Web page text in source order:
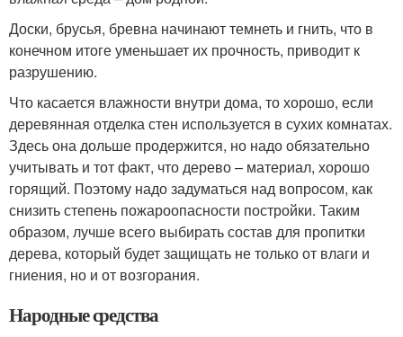
Доски, брусья, бревна начинают темнеть и гнить, что в
конечном итоге уменьшает их прочность, приводит к
разрушению.
Что касается влажности внутри дома, то хорошо, если
деревянная отделка стен используется в сухих комнатах.
Здесь она дольше продержится, но надо обязательно
учитывать и тот факт, что дерево – материал, хорошо
горящий. Поэтому надо задуматься над вопросом, как
снизить степень пожароопасности постройки. Таким
образом, лучше всего выбирать состав для пропитки
дерева, который будет защищать не только от влаги и
гниения, но и от возгорания.
Народные средства